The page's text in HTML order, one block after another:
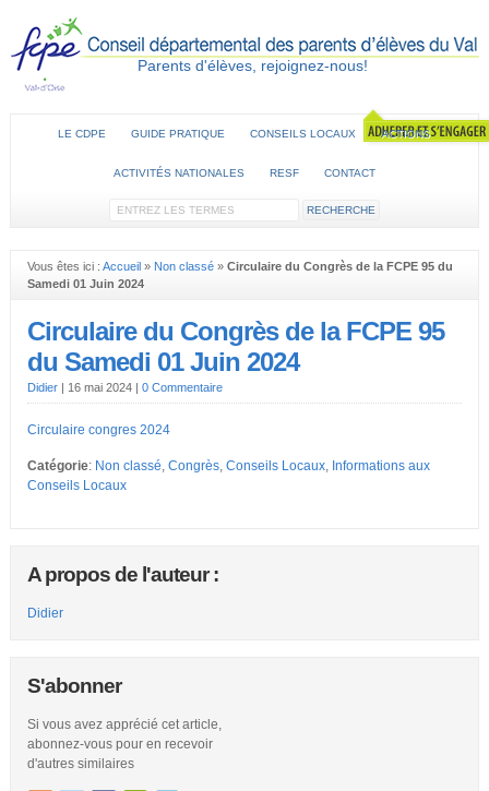
Parents d'élèves, rejoignez-nous!
LE CDPE GUIDE PRATIQUE CONSEILS LOCAUX ACTIONS
ACTIVITÉS NATIONALES RESF CONTACT
Vous êtes ici : Accueil» Non classé» Circulaire du Congrès de la FCPE 95 du
Samedi 01 Juin 2024
Circulaire du Congrès de la FCPE 95
du Samedi 01 Juin 2024
Didier| 16 mai 2024 | 0 Commentaire
Circulaire congres 2024
Catégorie: Non classé, Congrès, Conseils Locaux, Informations aux
Conseils Locaux
A propos de l'auteur :
Didier
S'abonner
Si vous avez apprécié cet article,
abonnez-vous pour en recevoir
d'autres similaires